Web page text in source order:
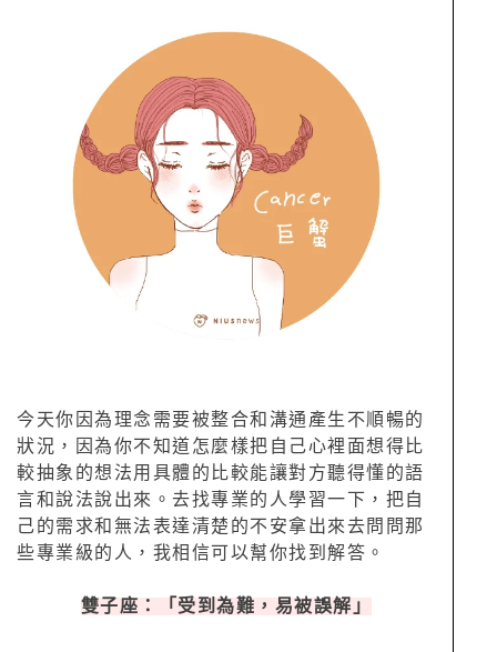
今天你因為理念需要被整合和溝通產生不順暢的
狀況，因為你不知道怎麼樣把自己心裡面想得比
較抽象的想法用具體的比較能讓對方聽得懂的語
言和說法說出來。去找專業的人學習一下，把自
己的需求和無法表達清楚的不安拿出來去問問那
些專業級的人，我相信可以幫你找到解答。
雙子座：「受到為難，易被誤解」